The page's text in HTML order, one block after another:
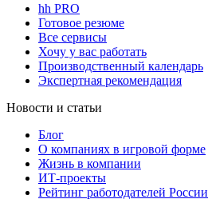
hh PRO
Готовое резюме
Все сервисы
Хочу у вас работать
Производственный календарь
Экспертная рекомендация
Новости и статьи
Блог
О компаниях в игровой форме
Жизнь в компании
ИТ-проекты
Рейтинг работодателей России